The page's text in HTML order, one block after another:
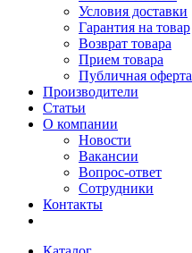
Условия доставки
Гарантия на товар
Возврат товара
Прием товара
Публичная оферта
Производители
Статьи
О компании
Новости
Вакансии
Вопрос-ответ
Сотрудники
Контакты